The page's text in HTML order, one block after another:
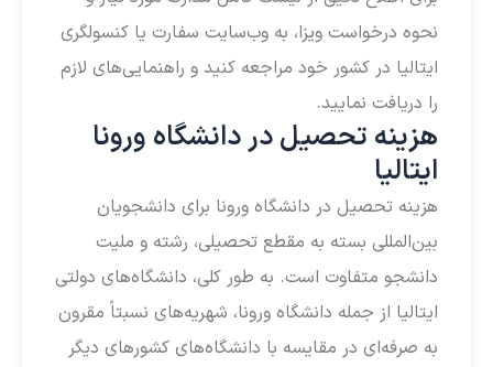
نحوه درخواست ویزا، به وب‌سایت سفارت یا کنسولگری
ایتالیا در کشور خود مراجعه کنید و راهنمایی‌های لازم
را دریافت نمایید.
هزینه تحصیل در دانشگاه ورونا
ایتالیا
هزینه تحصیل در دانشگاه ورونا برای دانشجویان
بین‌المللی بسته به مقطع تحصیلی، رشته و ملیت
دانشجو متفاوت است. به طور کلی، دانشگاه‌های دولتی
ایتالیا از جمله دانشگاه ورونا، شهریه‌های نسبتاً مقرون
به صرفه‌ای در مقایسه با دانشگاه‌های کشورهای دیگر